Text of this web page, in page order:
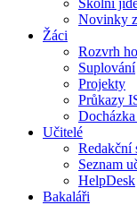
Školní
Novinky
Žáci
Rozvrh
Suplování
Projekty
Průkazy
Učitelé
Redakční
Seznam
HelpDesk
Bakaláři